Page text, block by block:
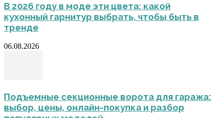
В 2026 году в моде эти цвета: какой
кухонный гарнитур выбрать, чтобы быть в
тренде
06.08.2026
Подъемные секционные ворота для гаража:
выбор, цены, онлайн-покупка и разбор